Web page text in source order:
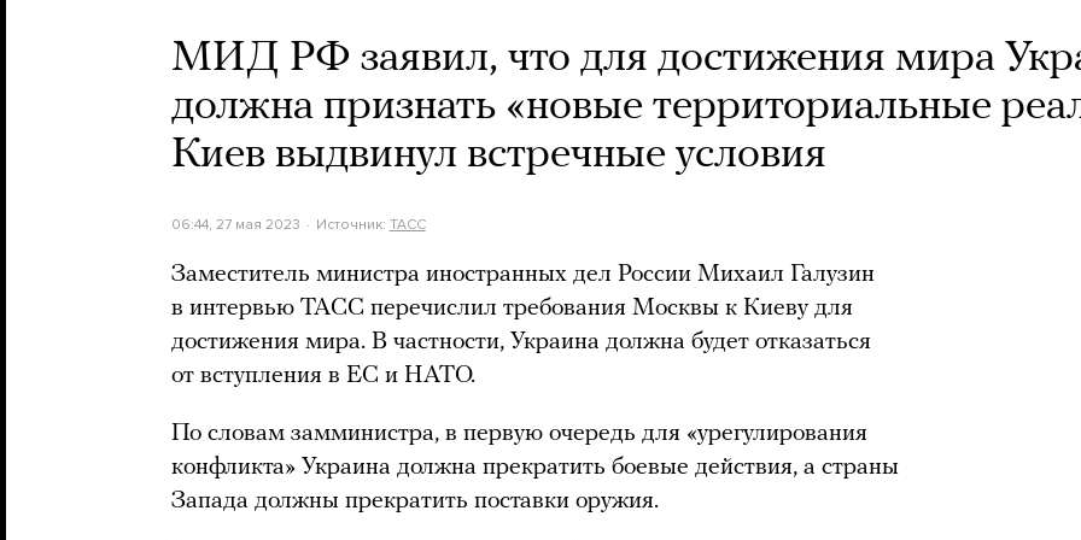
МИД РФ заявил, что для достижения мира
должна признать «новые территориальные
Киев выдвинул встречные условия
06:44, 27 мая 2023 Источник: ТАСС
Заместитель министра иностранных дел России Михаил Галузин
в интервью ТАСС перечислил требования Москвы к Киеву для
достижения мира. В частности, Украина должна будет отказаться
от вступления в ЕС и НАТО.
По словам замминистра, в первую очередь для «урегулирования
конфликта» Украина должна прекратить боевые действия, а страны
Запада должны прекратить поставки оружия.